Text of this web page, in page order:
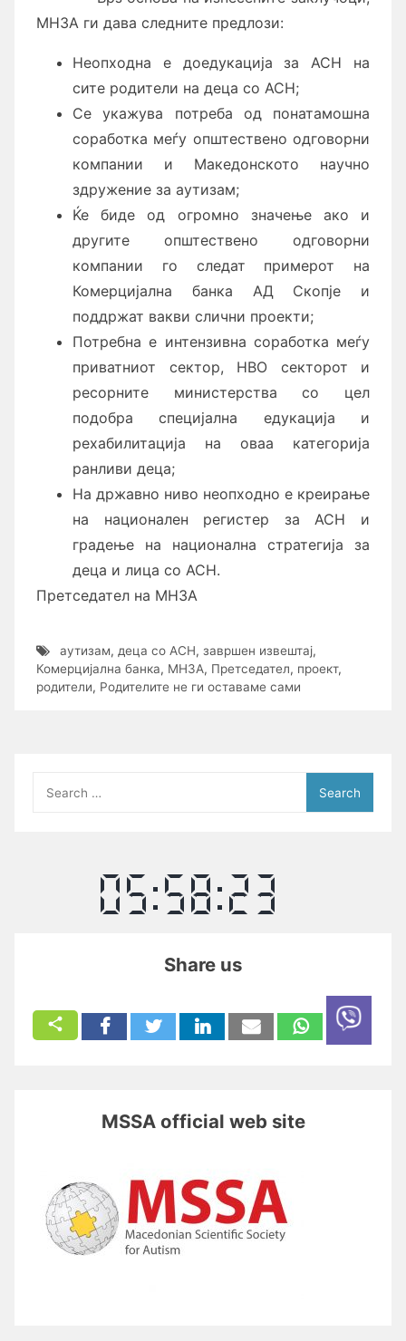
МНЗА ги дава следните предлози:
Неопходна е доедукација за АСН на
сите родители на деца со АСН;
Се укажува потреба од понатамошна
соработка меѓу општествено одговорни
компании и Македонското научно
здружение за аутизам;
Ќе биде од огромно значење ако и
другите општествено одговорни
компании го следат примерот на
Комерцијална банка АД Скопје и
поддржат вакви слични проекти;
Потребна е интензивна соработка меѓу
приватниот сектор, НВО секторот и
ресорните министерства со цел
подобра специјална едукација и
рехабилитација на оваа категорија
ранливи деца;
На државно ниво неопходно е креирање
на национален регистер за АСН и
градење на национална стратегија за
деца и лица со АСН.
Претседател на МНЗА
аутизам, деца со АСН, завршен извештај,
Комерцијална банка, МНЗА, Претседател, проект,
родители, Родителите не ги оставаме сами
for:
Share us
MSSA official web site